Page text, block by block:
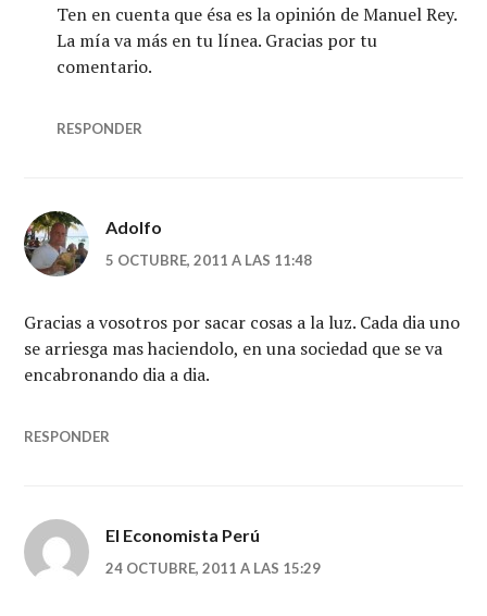
Ten en cuenta que ésa es la opinión de Manuel Rey.
La mía va más en tu línea. Gracias por tu
comentario.
RESPONDER
Adolfo
5 OCTUBRE, 2011 A LAS 11:48
Gracias a vosotros por sacar cosas a la luz. Cada dia uno
se arriesga mas haciendolo, en una sociedad que se va
encabronando dia a dia.
RESPONDER
El Economista Perú
24 OCTUBRE, 2011 A LAS 15:29